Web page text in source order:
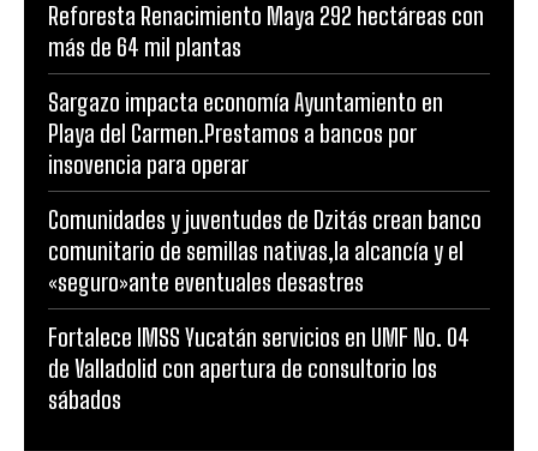
Reforesta Renacimiento Maya 292 hectáreas con
más de 64 mil plantas
Sargazo impacta economía Ayuntamiento en
Playa del Carmen.Prestamos a bancos por
insovencia para operar
Comunidades y juventudes de Dzitás crean banco
comunitario de semillas nativas,la alcancía y el
«seguro»ante eventuales desastres
Fortalece IMSS Yucatán servicios en UMF No. 04
de Valladolid con apertura de consultorio los
sábados